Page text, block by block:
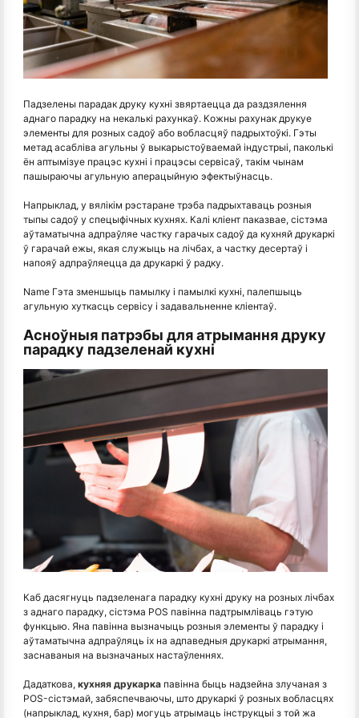
Падзелены парадак друку кухні звяртаецца да раздзялення
аднаго парадку на некалькі рахункаў. Кожны рахунак друкуе
элементы для розных садоў або вобласцяў падрыхтоўкі. Гэты
метад асабліва агульны ў выкарыстоўваемай індустрыі, паколькі
ён аптымізуе працэс кухні і працэсы сервісаў, такім чынам
пашыраючы агульную аперацыйную эфектыўнасць.
Напрыклад, у вялікім рэстаране трэба падрыхтаваць розныя
тыпы садоў у спецыфічных кухнях. Калі кліент паказвае, сістэма
аўтаматычна адпраўляе частку гарачых садоў да кухняй друкаркі
ў гарачай ежы, якая служыць на лічбах, а частку десертаў і
напояў адпраўляецца да друкаркі ў радку.
Name Гэта зменшыць памылку і памылкі кухні, палепшыць
агульную хуткасць сервісу і задавальненне кліентаў.
Асноўныя патрэбы для атрымання друку
парадку падзеленай кухні
Каб дасягнуць падзеленага парадку кухні друку на розных лічбах
з аднаго парадку, сістэма POS павінна падтрымліваць гэтую
функцыю. Яна павінна вызначыць розныя элементы ў парадку і
аўтаматычна адпраўляць іх на адпаведныя друкаркі атрымання,
заснаваныя на вызначаных настаўленнях.
Дадаткова, кухняя друкарка павінна быць надзейна злучаная з
POS-сістэмай, забяспечваючы, што друкаркі ў розных вобласцях
(напрыклад, кухня, бар) могуць атрымаць інструкцыі з той жа